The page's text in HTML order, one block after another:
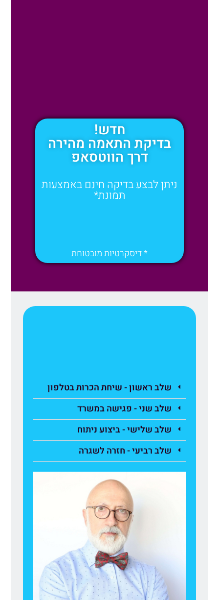
חדש!
בדיקת התאמה מהירה
דרך הווטסאפ
ניתן לבצע בדיקה חינם באמצעות
תמונת*
* דיסקרטיות מובטוחת
שלב ראשון - שיחת הכרות בטלפון
שלב שני - פגישה במשרד
שלב שלישי - ביצוע ניתוח
שלב רביעי - חזרה לשגרה